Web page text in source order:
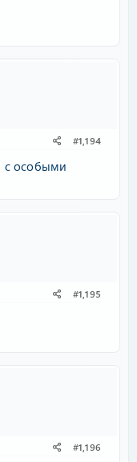
#1,194
с особыми
#1,195
#1,196